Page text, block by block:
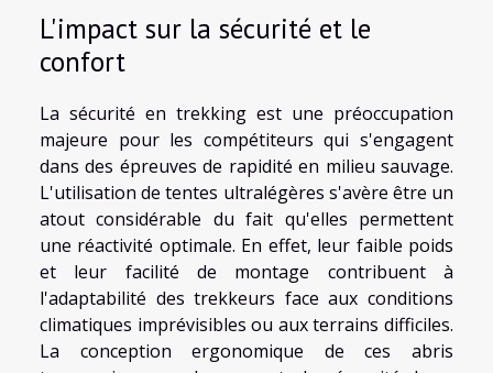
L'impact sur la sécurité et le
confort
La sécurité en trekking est une préoccupation
majeure pour les compétiteurs qui s'engagent
dans des épreuves de rapidité en milieu sauvage.
L'utilisation de tentes ultralégères s'avère être un
atout considérable du fait qu'elles permettent
une réactivité optimale. En effet, leur faible poids
et leur facilité de montage contribuent à
l'adaptabilité des trekkeurs face aux conditions
climatiques imprévisibles ou aux terrains difficiles.
La conception ergonomique de ces abris